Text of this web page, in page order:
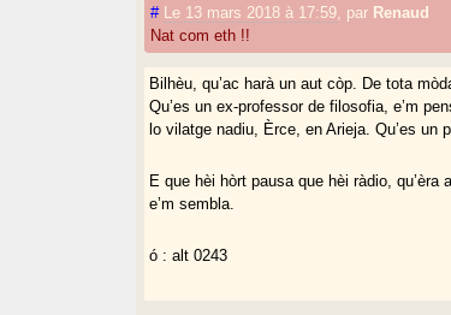
# Le 13 mars 2018 à 17:59 par Renaud
Nat com eth !!
Bilhèu, qu’ac harà un aut còp. De tota
Qu’es un ex-professor de filosofia, e’m
lo vilatge nadiu, Èrce, en Arieja. Qu’es un
E que hèi hòrt pausa que hèi ràdio,
e’m sembla.
ó : alt 0243